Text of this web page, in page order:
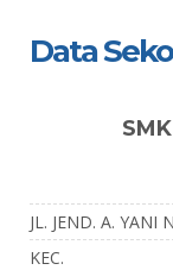
Data
JL. JEND. A. YANI
KEC.